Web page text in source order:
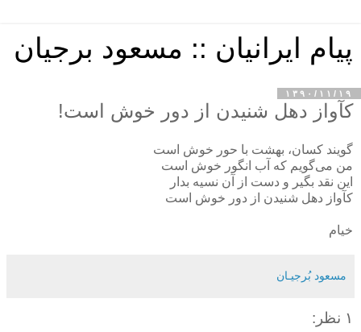
پیام ایرانیان :: مسعود برجیان
۱۳۹۰/۱۱/۱۹
کآواز دهل شنیدن از دور خوش است!
گویند کسان، بهشت با حور خوش است
من می‌گویم که آب انگور خوش است
این نقد بگیر و دست از آن نسیه بدار
کآواز دهل شنیدن از دور خوش است
خیام
مسعود بُرجيـان
۱ نظر: